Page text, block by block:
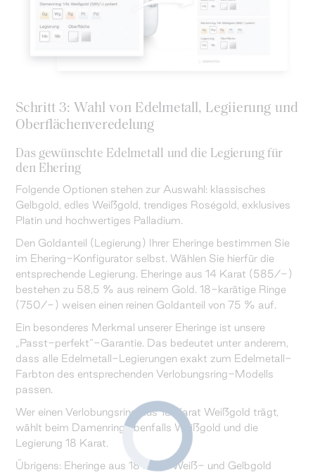
Schritt 3: Wahl von Edelmetall, Legiierung und
Oberflächenveredelung
Das gewünschte Edelmetall und die Legierung für
den Ehering
Folgende Optionen stehen zur Auswahl: klassisches
Gelbgold, edles Weißgold, trendiges Roségold, exklusives
Platin und hochwertiges Palladium.
Den Goldanteil (Legierung) Ihrer Eheringe bestimmen Sie
im Ehering-Konfigurator selbst. Wählen Sie hierfür die
entsprechende Legierung. Eheringe aus 14 Karat (585/-)
bestehen zu 58,5 % aus reinem Gold. 18-karätige Ringe
(750/-) weisen einen reinen Goldanteil von 75 % auf.
Ein besonderes Merkmal unserer Eheringe ist unsere
„Passt-perfekt“-Garantie. Das bedeutet unter anderem,
dass alle Edelmetall-Legierungen exakt zum Edelmetall-
Farbton des entsprechenden Verlobungsring-Modells
passen.
Wer einen Verlobungsring aus 18 Karat Weißgold trägt,
wählt beim Damenring ebenfalls Weißgold und die
Legierung 18 Karat.
Übrigens: Eheringe aus 18 Karat Weiß- und Gelbgold